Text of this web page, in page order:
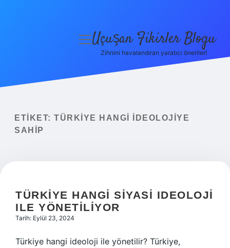
Yasal Uyarı
menüyü
Uçuşan Fikirler Blogu
Zihnini havalandıran yaratıcı öneriler!
ETIKET: TÜRKIYE HANGI IDEOLOJIYE
SAHIP
TÜRKIYE HANGI SIYASI IDEOLOJI
ILE YÖNETILIYOR
Tarih: Eylül 23, 2024
Türkiye hangi ideoloji ile yönetilir? Türkiye,